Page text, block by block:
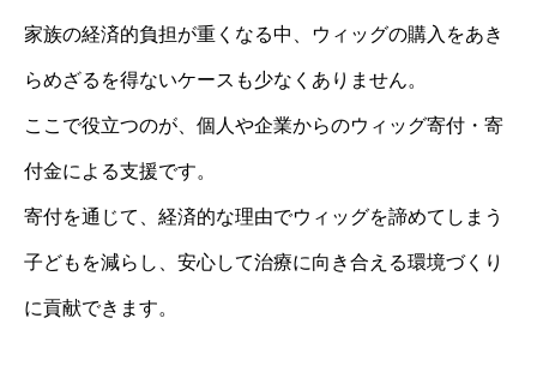
家族の経済的負担が重くなる中、ウィッグの購入をあき
らめざるを得ないケースも少なくありません。
ここで役立つのが、個人や企業からのウィッグ寄付・寄
付金による支援です。
寄付を通じて、経済的な理由でウィッグを諦めてしまう
子どもを減らし、安心して治療に向き合える環境づくり
に貢献できます。